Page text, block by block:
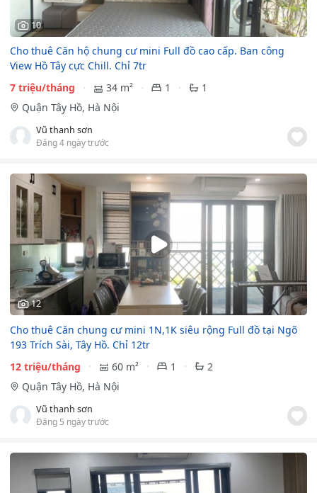
10
Cho thuê Căn hộ chung cư mini Full đồ cao cấp. Ban công
View Hồ Tây cực Chill. Chỉ 7tr
7 triệu/tháng
34 m² 1
1
Quận Tây Hồ, Hà Nội
Vũ thanh sơn
Đăng 4 ngày trước
12
Cho thuê Căn chung cư mini 1N,1K siêu rộng Full đồ tại Ngõ
193 Trích Sài, Tây Hồ. Chỉ 12tr
12 triệu/tháng
60 m² 1
2
Quận Tây Hồ, Hà Nội
Vũ thanh sơn
Đăng 5 ngày trước